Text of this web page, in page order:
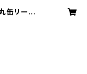
缶リーフ